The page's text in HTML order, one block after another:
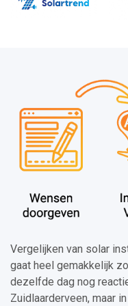
Vergelijken van solar
gaat heel gemakkelijk
dezelfde dag nog
Zuidlaarderveen, maar